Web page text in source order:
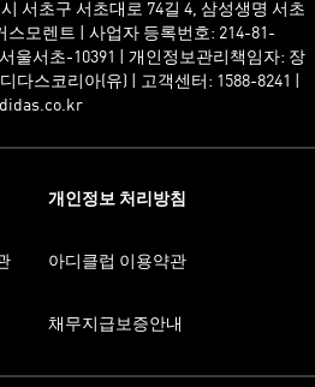
서초구 서초대로 74길 4, 삼성생명 서초
스모렌트 | 사업자 등록번호: 214-81-
울서초-10391 | 개인정보관리책임자: 장
다스코리아(유) | 고객센터: 1588-8241 |
개인정보 처리방침
아디클럽 이용약관
채무지급보증안내